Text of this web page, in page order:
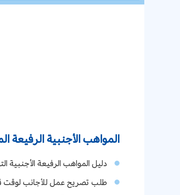
المواهب الأجنبية الرفيعة
دليل المواهب الرفيعة
طلب تصريح عمل للأجانب لوقت